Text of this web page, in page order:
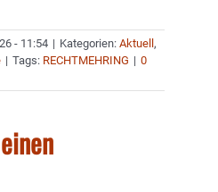
- 11:54 | Kategorien: Aktuell,
| Tags: RECHTMEHRING | 0